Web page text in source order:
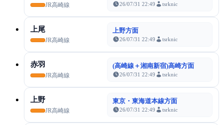
JR高崎線 26/07/31 22:49 tsrknic
上尾
JR高崎線
上野方面
26/07/31 22:49 tsrknic
赤羽
JR高崎線
(高崎線＋湘南新宿)高崎方面
26/07/31 22:49 tsrknic
上野
JR高崎線
東京・東海道本線方面
26/07/31 22:49 tsrknic